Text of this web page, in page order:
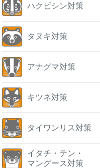
ハクビシン対策
タヌキ対策
アナグマ対策
キツネ対策
タイワンリス対策
イタチ・テン・
マングース対策